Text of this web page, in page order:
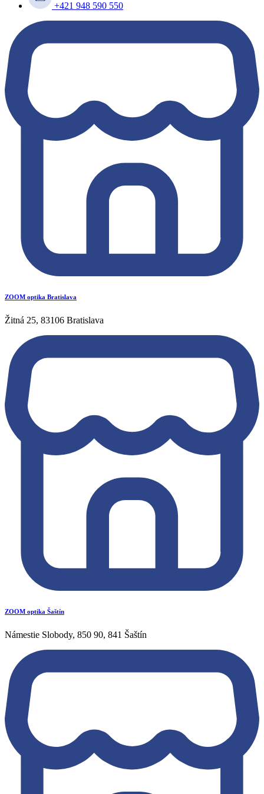
+421 948 590 550
ZOOM optika Bratislava
Žitná 25, 83106 Bratislava
ZOOM optika Šaštín
Námestie Slobody, 850 90, 841 Šaštín